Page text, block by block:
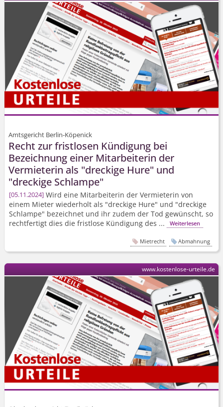
Amtsgericht Berlin-Köpenick
Recht zur fristlosen Kündigung bei
Bezeichnung einer Mitarbeiterin der
Vermieterin als "dreckige Hure" und
"dreckige Schlampe"
05.11.2024 Wird eine Mitarbeiterin der Vermieterin von
einem Mieter wiederholt als "dreckige Hure" und "dreckige
Schlampe" bezeichnet und ihr zudem der Tod gewünscht, so
rechtfertigt dies die fristlose Kündigung des ...
Weiterlesen
Mietrecht Abmahnung
www.kostenlose-urteile.de